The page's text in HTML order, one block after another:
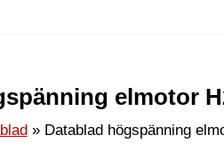
elmotor
Datablad högspänning